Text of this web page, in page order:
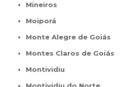
Mineiros
Moiporá
Monte Alegre de Goiás
Montes Claros de Goiás
Montividiu